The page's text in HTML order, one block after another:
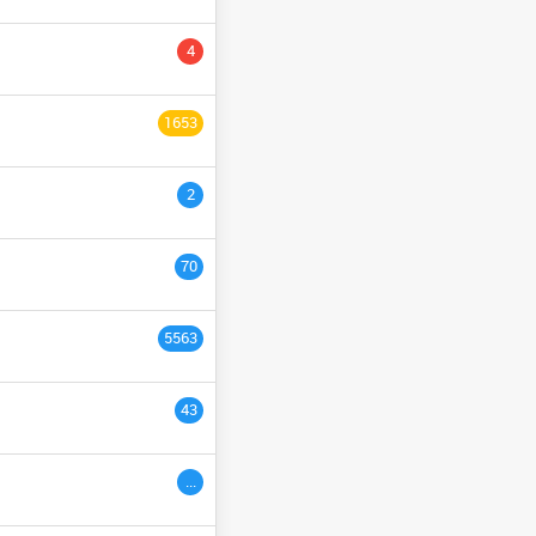
4
1653
السنة
السنة
2
70
5563
43
...
السنة الثانية
années